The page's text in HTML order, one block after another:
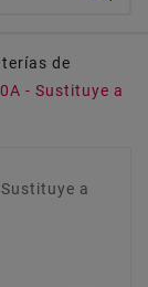
de
- Sustituye a